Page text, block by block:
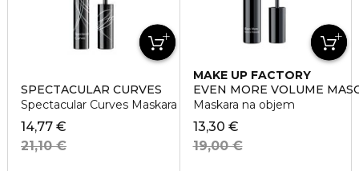
SPECTACULAR CURVES
Spectacular Curves Maskara
14,77 €
21,10 €
MAKE UP FACTORY
EVEN MORE VOLUME
Maskara na objem
13,30 €
19,00 €